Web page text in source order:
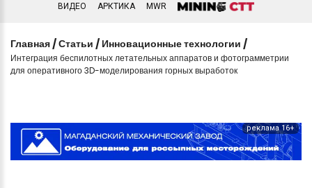
ВИДЕО АРКТИКА MWR
Главная /Статьи / Инновационные технологии /
Интеграция беспилотных летательных аппаратов и фотограмметрии
для оперативного 3D-моделирования горных выработок
реклама 16+